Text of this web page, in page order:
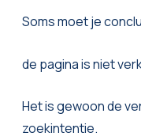
Soms moet je
de pagina is niet
Het is gewoon de
zoekintentie.